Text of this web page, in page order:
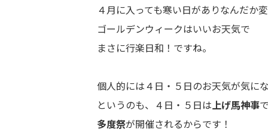
４月に入っても寒い日がありなんだか
ゴールデンウィークはいいお天気で
まさに行楽日和！ですね。
個人的には４日・５日のお天気が気に
というのも、４日・５日は上げ馬神事
多度祭が開催されるからです！